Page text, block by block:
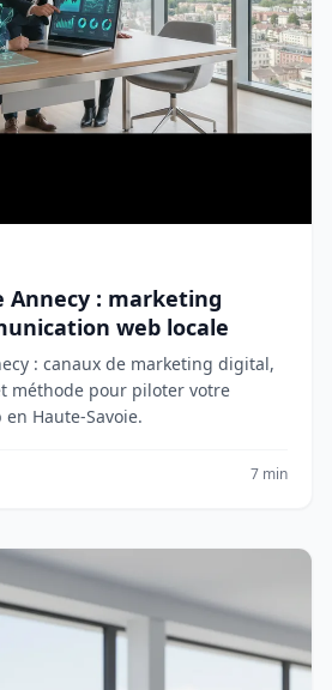
Annecy : marketing
web locale
: canaux de marketing digital,
méthode pour piloter votre
Haute-Savoie.
7 min